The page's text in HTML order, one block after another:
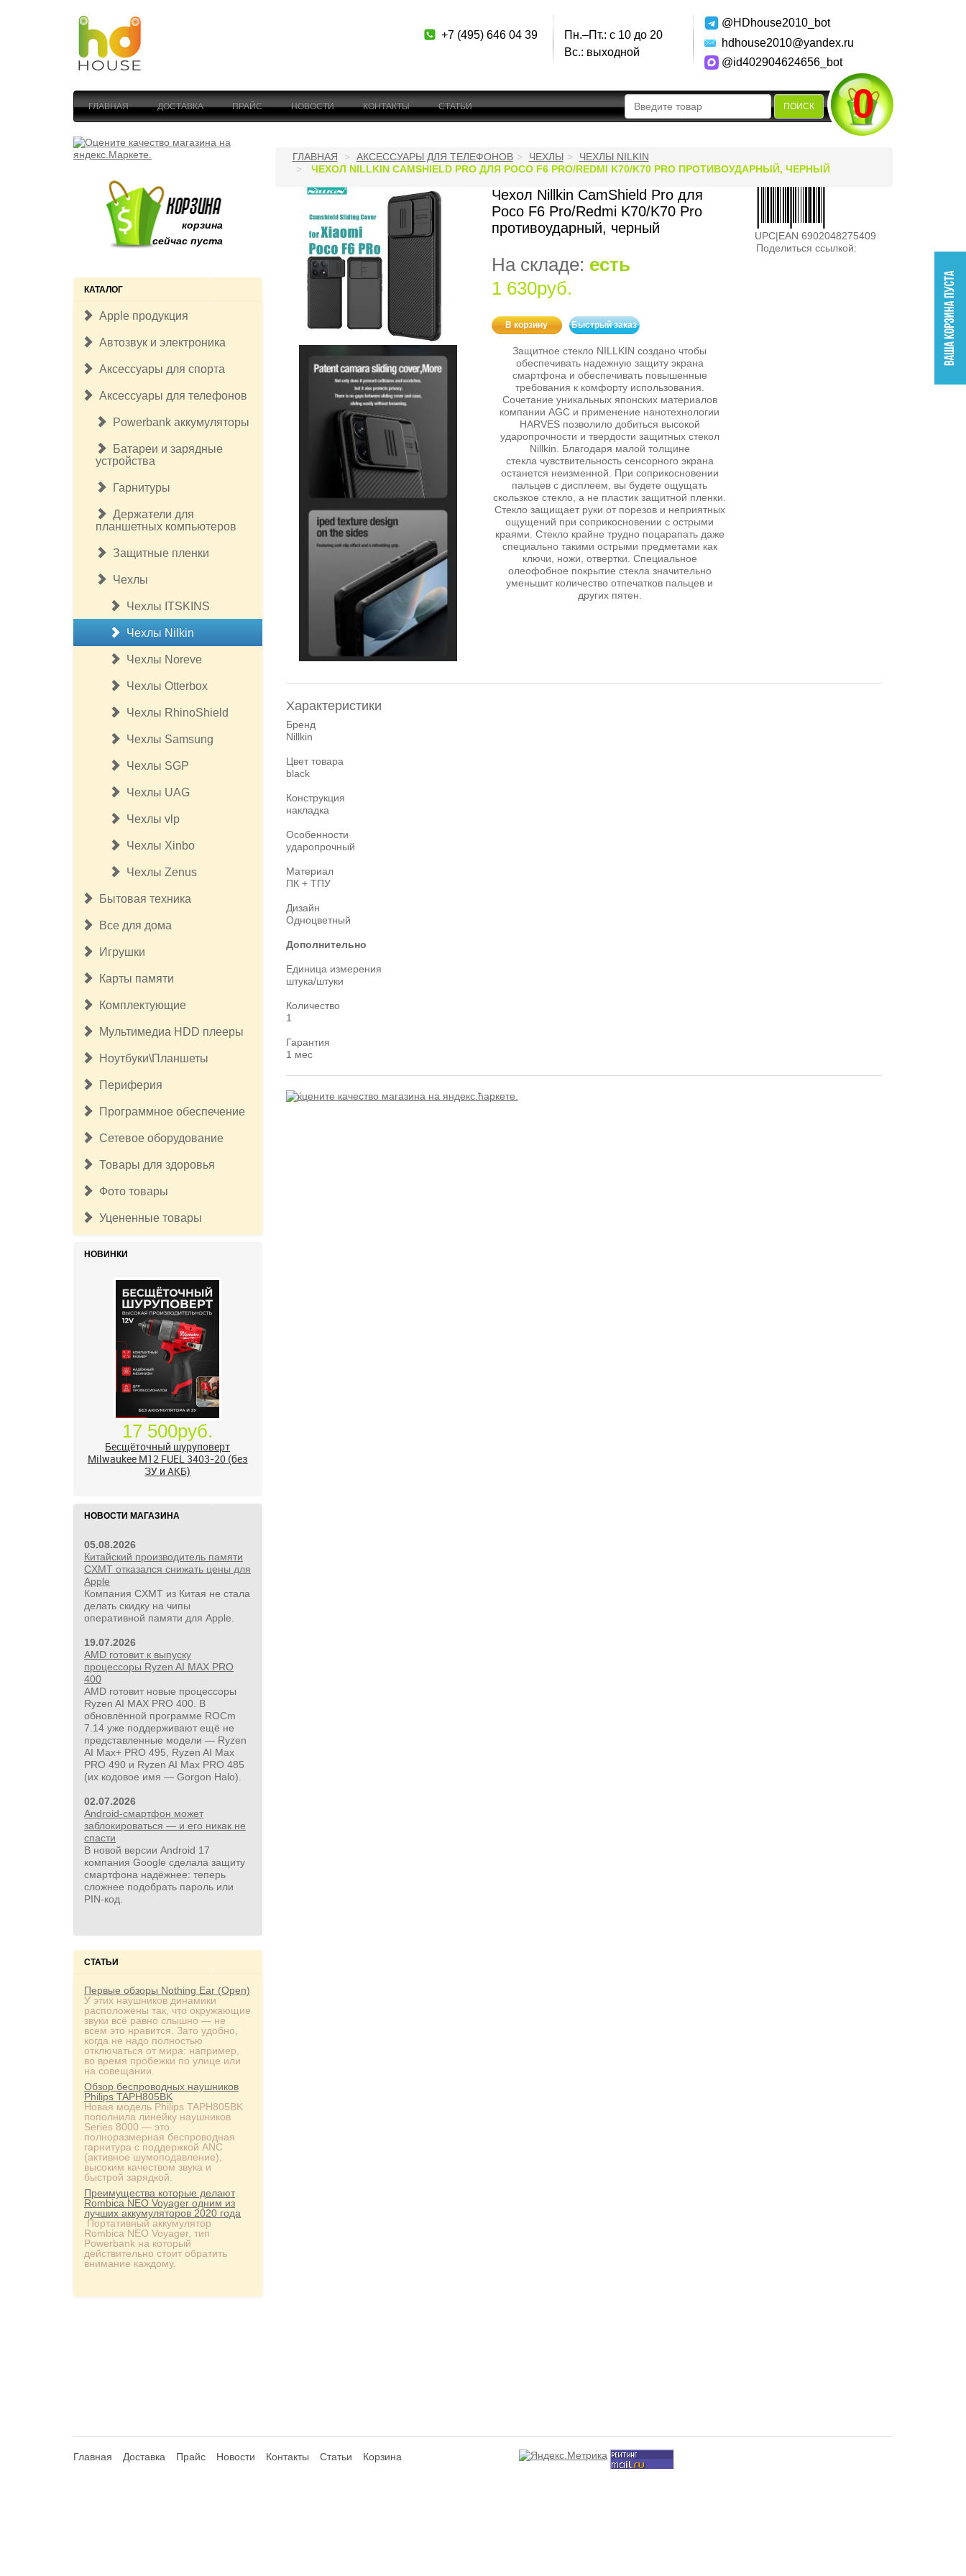
+7 (495) 646 04 39
Пн.–Пт.: с 10 до 20
Вс.: выходной
@HDhouse2010_bot
hdhouse2010@yandex.ru
@id402904624656_bot
ГЛАВНАЯ ДОСТАВКА ПРАЙС НОВОСТИ КОНТАКТЫ СТАТЬИ ПОИСК 0
корзина
сейчас пуста
КАТАЛОГ
Apple продукция
Автозвук и электроника
Аксессуары для спорта
Аксессуары для телефонов
Powerbank аккумуляторы
Батареи и зарядные
устройства
Гарнитуры
Держатели для
планшетных компьютеров
Защитные пленки
Чехлы
Чехлы ITSKINS
Чехлы Nilkin
Чехлы Noreve
Чехлы Otterbox
Чехлы RhinoShield
Чехлы Samsung
Чехлы SGP
Чехлы UAG
Чехлы vlp
Чехлы Xinbo
Чехлы Zenus
Бытовая техника
Все для дома
Игрушки
Карты памяти
Комплектующие
Мультимедиа HDD плееры
Ноутбуки\Планшеты
Периферия
Программное обеспечение
Сетевое оборудование
Товары для здоровья
Фото товары
Уцененные товары
НОВИНКИ
17 500руб.
Бесщёточный шуруповерт
Milwaukee M12 FUEL 3403-20 (без
ЗУ и АКБ)
24 500руб.
УШМ болгарка Milwaukee M18
FUEL 2888-20 125 мм, красный
НОВОСТИ МАГАЗИНА
05.08.2026
Китайский производитель памяти
CXMT отказался снижать цены для
Apple
Компания CXMT из Китая не стала
делать скидку на чипы
оперативной памяти для Apple.
19.07.2026
AMD готовит к выпуску
процессоры Ryzen AI MAX PRO
400
AMD готовит новые процессоры
Ryzen AI MAX PRO 400. В
обновлённой программе ROCm
7.14 уже поддерживают ещё не
представленные модели — Ryzen
AI Max+ PRO 495, Ryzen AI Max
PRO 490 и Ryzen AI Max PRO 485
(их кодовое имя — Gorgon Halo).
02.07.2026
Android-смартфон может
заблокироваться — и его никак не
спасти
В новой версии Android 17
компания Google сделала защиту
смартфона надёжнее: теперь
сложнее подобрать пароль или
PIN‑код.
СТАТЬИ
Первые обзоры Nothing Ear (Open)
У этих наушников динамики
расположены так, что окружающие
звуки всё равно слышно — не
всем это нравится. Зато удобно,
когда не надо полностью
отключаться от мира: например,
во время пробежки по улице или
на совещании.
Обзор беспроводных наушников
Philips TAPH805BK
Новая модель Philips TAPH805BK
пополнила линейку наушников
Series 8000 — это
полноразмерная беспроводная
гарнитура с поддержкой ANC
(активное шумоподавление),
высоким качеством звука и
быстрой зарядкой.
Преимущества которые делают
Rombica NEO Voyager одним из
лучших аккумуляторов 2020 года
Портативный аккумулятор
Rombica NEO Voyager, тип
Powerbank на который
действительно стоит обратить
внимание каждому.
ГЛАВНАЯ АКСЕССУАРЫ ДЛЯ ТЕЛЕФОНОВ ЧЕХЛЫ
ЧЕХЛЫ NILKIN
ЧЕХОЛ NILLKIN CAMSHIELD PRO ДЛЯ POCO F6 PRO/REDMI K70/K70 PRO ПРОТИВОУДАРНЫЙ, ЧЕРНЫЙ
Чехол Nillkin CamShield Pro для
Poco F6 Pro/Redmi K70/K70 Pro
противоударный, черный
На складе: есть
1 630руб.
В корзину Быстрый заказ
Защитное стекло NILLKIN создано чтобы
обеспечивать надежную защиту экрана
смартфона и обеспечивать повышенные
требования к комфорту использования.
Сочетание уникальных японских материалов
компании AGC и применение нанотехнологии
HARVES позволило добиться высокой
ударопрочности и твердости защитных стекол
Nillkin. Благодаря малой толщине
стекла чувствительность сенсорного экрана
останется неизменной. При соприкосновении
пальцев с дисплеем, вы будете ощущать
скользкое стекло, а не пластик защитной пленки.
Стекло защищает руки от порезов и неприятных
ощущений при соприкосновении с острыми
краями. Стекло крайне трудно поцарапать даже
специально такими острыми предметами как
ключи, ножи, отвертки. Специальное
олеофобное покрытие стекла значительно
уменьшит количество отпечатков пальцев и
других пятен.
UPC|EAN 6902048275409
Поделиться ссылкой:
Характеристики
Бренд
Nillkin
Цвет товара
black
Конструкция
накладка
Особенности
ударопрочный
Материал
ПК + ТПУ
Дизайн
Одноцветный
Дополнительно
Единица измерения
штука/штуки
Количество
1
Гарантия
1 мес
Главная Доставка Прайс Новости Контакты Статьи Корзина